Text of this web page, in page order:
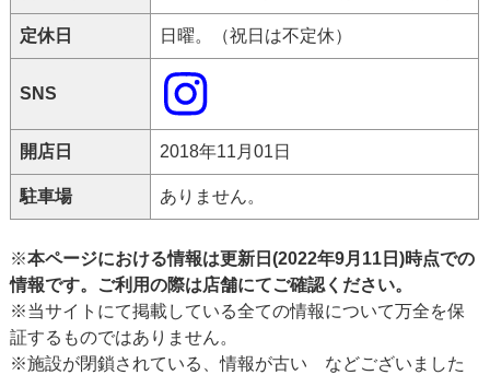
定休日 日曜。（祝日は不定休）
SNS
開店日 2018年11月01日
駐車場 ありません。
※本ページにおける情報は更新日(2022年9月11日)時点での
情報です。ご利用の際は店舗にてご確認ください。
※当サイトにて掲載している全ての情報について万全を保
証するものではありません。
※施設が閉鎖されている、情報が古い などございました